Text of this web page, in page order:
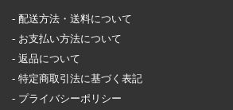
配送方法・送料について
お支払い方法について
返品について
特定商取引法に基づく表記
プライバシーポリシー